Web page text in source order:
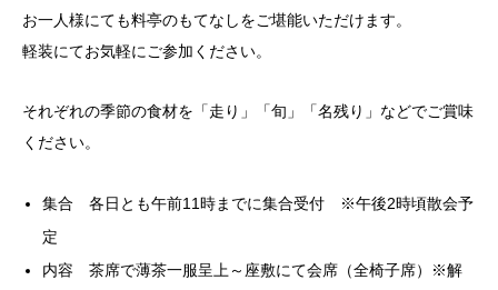
お一人様にても料亭のもてなしをご堪能いただけます。
軽装にてお気軽にご参加ください。
それぞれの季節の食材を「走り」「旬」「名残り」などでご賞味
ください。
集合 各日とも午前11時までに集合受付 ※午後2時頃散会予
定
内容 茶席で薄茶一服呈上～座敷にて会席（全椅子席）※解